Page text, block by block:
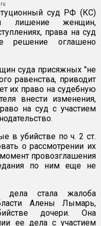
суд РФ (КС)
лишение женщин,
права на суд
решение оглашено
суда присяжных "не
равенства, приводит
их право на судебную
внести изменения,
на суд с участием
в убийстве по ч. 2 ст.
о рассмотрении их
провозглашения
по ним еще не
дела стала жалоба
Алены Лымарь,
дочери. Она
ее дела с участием